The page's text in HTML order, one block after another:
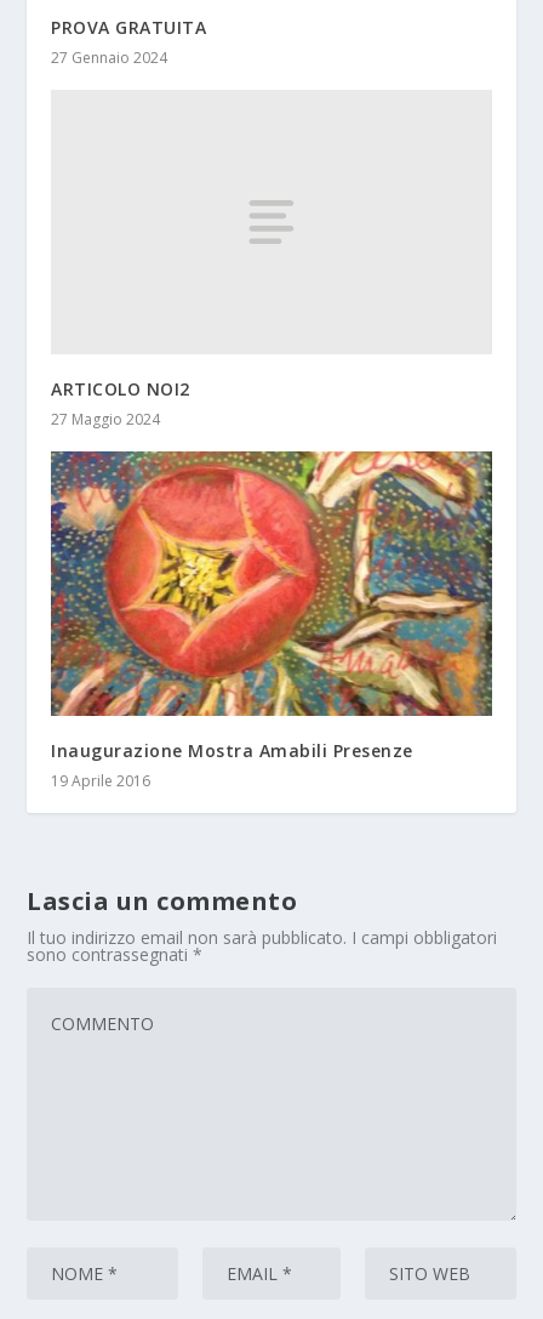
PROVA GRATUITA
27 Gennaio 2024
ARTICOLO NOI2
27 Maggio 2024
Inaugurazione Mostra Amabili Presenze
19 Aprile 2016
Lascia un commento
Il tuo indirizzo email non sarà pubblicato. I campi obbligatori
sono contrassegnati*